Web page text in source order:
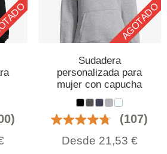
AGOTADO
Sudadera
personalizada para
mujer con capucha
(107)
Desde 21,53 €